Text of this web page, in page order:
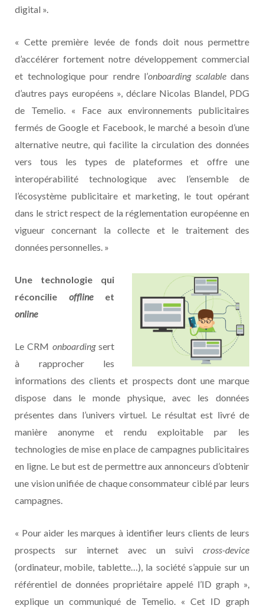
digital ».
« Cette première levée de fonds doit nous permettre
d’accélérer fortement notre développement commercial
et technologique pour rendre l’onboarding scalabledans
d’autres pays européens », déclare Nicolas Blandel, PDG
de Temelio. « Face aux environnements publicitaires
fermés de Google et Facebook, le marché a besoin d’une
alternative neutre, qui facilite la circulation des données
vers tous les types de plateformes et offre une
interopérabilité technologique avec l’ensemble de
l’écosystème publicitaire et marketing, le tout opérant
dans le strict respect de la réglementation européenne en
vigueur concernant la collecte et le traitement des
données personnelles. »
Une technologie qui
réconcilie offlineet
online
Le CRM onboardingsert
à rapprocher les
informations des clients et prospects dont une marque
dispose dans le monde physique, avec les données
présentes dans l’univers virtuel. Le résultat est livré de
manière anonyme et rendu exploitable par les
technologies de mise en place de campagnes publicitaires
en ligne. Le but est de permettre aux annonceurs d’obtenir
une vision unifiée de chaque consommateur ciblé par leurs
campagnes.
« Pour aider les marques à identifier leurs clients de leurs
prospects sur internet avec un suivi cross-device
(ordinateur, mobile, tablette…), la société s’appuie sur un
référentiel de données propriétaire appelé l’ID graph »,
explique un communiqué de Temelio. « Cet ID graph